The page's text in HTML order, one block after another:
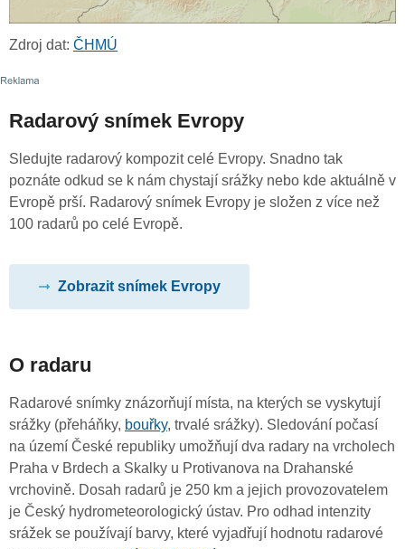
Zdroj dat: ČHMÚ
Radarový snímek Evropy
Sledujte radarový kompozit celé Evropy. Snadno tak
poznáte odkud se k nám chystají srážky nebo kde aktuálně v
Evropě prší. Radarový snímek Evropy je složen z více než
100 radarů po celé Evropě.
Zobrazit snímek Evropy
O radaru
Radarové snímky znázorňují místa, na kterých se vyskytují
srážky (přeháňky, bouřky, trvalé srážky). Sledování počasí
na území České republiky umožňují dva radary na vrcholech
Praha v Brdech a Skalky u Protivanova na Drahanské
vrchovině. Dosah radarů je 250 km a jejich provozovatelem
je Český hydrometeorologický ústav. Pro odhad intenzity
srážek se používají barvy, které vyjadřují hodnotu radarové